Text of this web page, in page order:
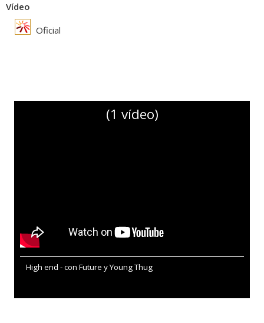
Vídeo
Oficial
(1 vídeo)
High end - con Future y Young Thug